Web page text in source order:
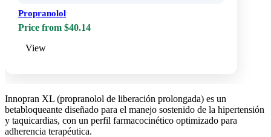
Propranolol
Price from $40.14
View
Innopran XL (propranolol de liberación prolongada) es un
betabloqueante diseñado para el manejo sostenido de la hipertensión
y taquicardias, con un perfil farmacocinético optimizado para
adherencia terapéutica.